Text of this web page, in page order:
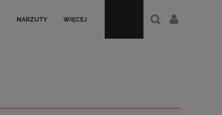
NARZUTY WIĘCEJ